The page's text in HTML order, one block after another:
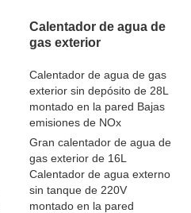
Calentador de agua de
gas exterior
Calentador de agua de gas
exterior sin depósito de 28L
montado en la pared Bajas
emisiones de NOx
Gran calentador de agua de
gas exterior de 16L
Calentador de agua externo
sin tanque de 220V
montado en la pared